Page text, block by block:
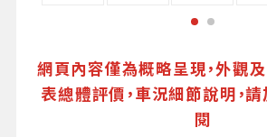
網頁內容僅為概略呈現，外觀
表總體評價，車況細節說明，
閱